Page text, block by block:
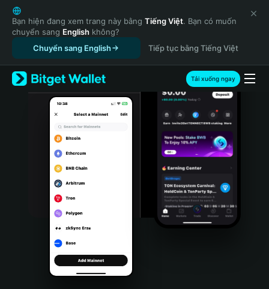
English
日本語
Tiếng Việt
Русский
Español (Latinoamérica)
Türkçe
Italiano
Português (Portugal)
Bahasa Indonesia
Português (Brasil)
Español (Argentina)
Bạn hiện đang xem trang này bằng Tiếng Việt. Bạn có muốn
chuyển sang English không?
Chuyển sang English
Tiếp tục bằng Tiếng Việt
Tải xuống ngay